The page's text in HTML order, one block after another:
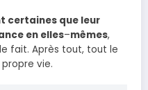
certaines que leur
en elles–mêmes,
fait. Après tout, tout le
vie.